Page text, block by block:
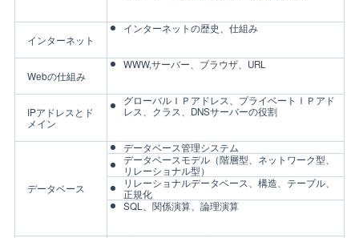
インターネット
インターネットの歴史、仕組み
Webの仕組み
WWW,サーバー、ブラウザ、URL
IPアドレスとド
メイン
グローバルＩＰアドレス、プライベートＩＰアド
レス、クラス、DNSサーバーの役割
データベース
データベース管理システム
データベースモデル（階層型、ネットワーク型、
リレーショナル型）
リレーショナルデータベース、構造、テーブル、
正規化
SQL、関係演算、論理演算